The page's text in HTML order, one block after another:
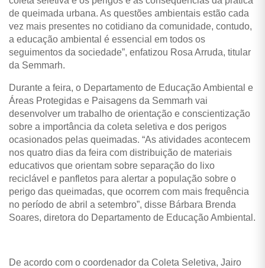
de queimada urbana. As questões ambientais estão cada
vez mais presentes no cotidiano da comunidade, contudo,
a educação ambiental é essencial em todos os
seguimentos da sociedade”, enfatizou Rosa Arruda, titular
da Semmarh.
Durante a feira, o Departamento de Educação Ambiental e
Áreas Protegidas e Paisagens da Semmarh vai
desenvolver um trabalho de orientação e conscientização
sobre a importância da coleta seletiva e dos perigos
ocasionados pelas queimadas. “As atividades acontecem
nos quatro dias da feira com distribuição de materiais
educativos que orientam sobre separação do lixo
reciclável e panfletos para alertar a população sobre o
perigo das queimadas, que ocorrem com mais frequência
no período de abril a setembro”, disse Bárbara Brenda
Soares, diretora do Departamento de Educação Ambiental.
De acordo com o coordenador da Coleta Seletiva, Jairo